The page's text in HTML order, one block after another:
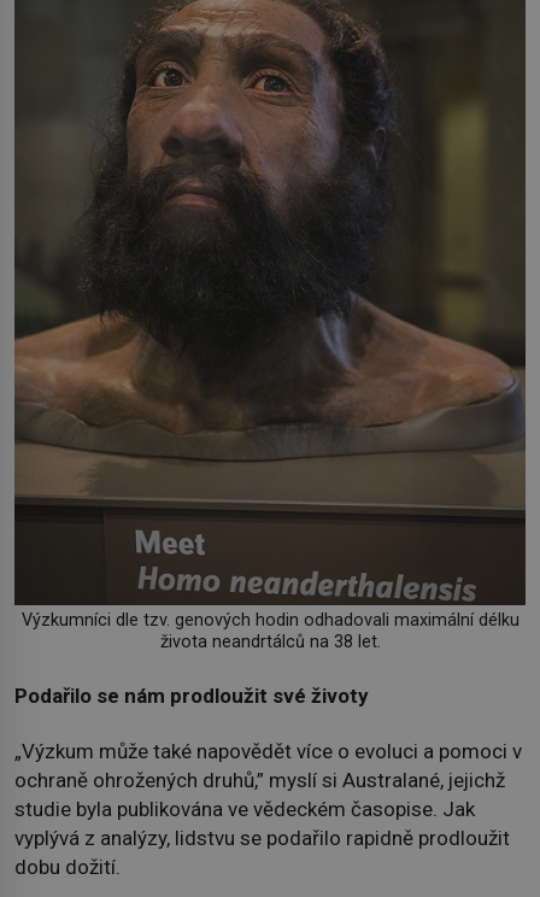
Výzkumníci dle tzv. genových hodin odhadovali maximální délku
života neandrtálců na 38 let.
Podařilo se nám prodloužit své životy
„Výzkum může také napovědět více o evoluci a pomoci v
ochraně ohrožených druhů,” myslí si Australané, jejichž
studie byla publikována ve vědeckém časopise. Jak
vyplývá z analýzy, lidstvu se podařilo rapidně prodloužit
dobu dožití.